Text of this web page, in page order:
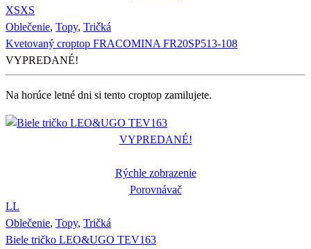
XSXS
Oblečenie, Topy, Tričká
Kvetovaný croptop FRACOMINA FR20SP513-108
VYPREDANÉ!
Na horúce letné dni si tento croptop zamilujete.
VYPREDANÉ!
Rýchle zobrazenie
Porovnávač
LL
Oblečenie, Topy, Tričká
Biele tričko LEO&UGO TEV163